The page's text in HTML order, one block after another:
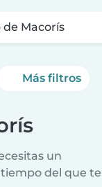
de Macorís
Más filtros
un
del que te